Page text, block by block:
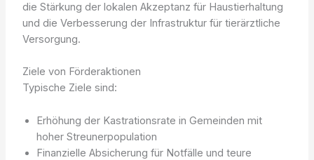
die Stärkung der lokalen Akzeptanz für Haustierhaltung
und die Verbesserung der Infrastruktur für tierärztliche
Versorgung.
Ziele von Förderaktionen
Typische Ziele sind:
Erhöhung der Kastrationsrate in Gemeinden mit
hoher Streunerpopulation
Finanzielle Absicherung für Notfälle und teure